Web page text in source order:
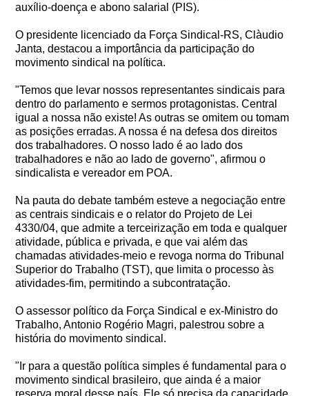
auxílio-doença e abono salarial (PIS).
O presidente licenciado da Força Sindical-RS, Clàudio
Janta, destacou a importância da participação do
movimento sindical na política.
"Temos que levar nossos representantes sindicais para
dentro do parlamento e sermos protagonistas. Central
igual a nossa não existe! As outras se omitem ou tomam
as posições erradas. A nossa é na defesa dos direitos
dos trabalhadores. O nosso lado é ao lado dos
trabalhadores e não ao lado de governo", afirmou o
sindicalista e vereador em POA.
Na pauta do debate também esteve a negociação entre
as centrais sindicais e o relator do Projeto de Lei
4330/04, que admite a terceirização em toda e qualquer
atividade, pública e privada, e que vai além das
chamadas atividades-meio e revoga norma do Tribunal
Superior do Trabalho (TST), que limita o processo às
atividades-fim, permitindo a subcontratação.
O assessor político da Força Sindical e ex-Ministro do
Trabalho, Antonio Rogério Magri, palestrou sobre a
história do movimento sindical.
"Ir para a questão política simples é fundamental para o
movimento sindical brasileiro, que ainda é a maior
reserva moral desse país. Ele só precisa da capacidade